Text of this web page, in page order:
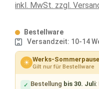
inkl. MwSt. zzgl.
Bestellware
Versandzeit: 10-14
☀ Werks-
Gilt nur für Bestellware
✓ Bestellung bis 30. Juli: